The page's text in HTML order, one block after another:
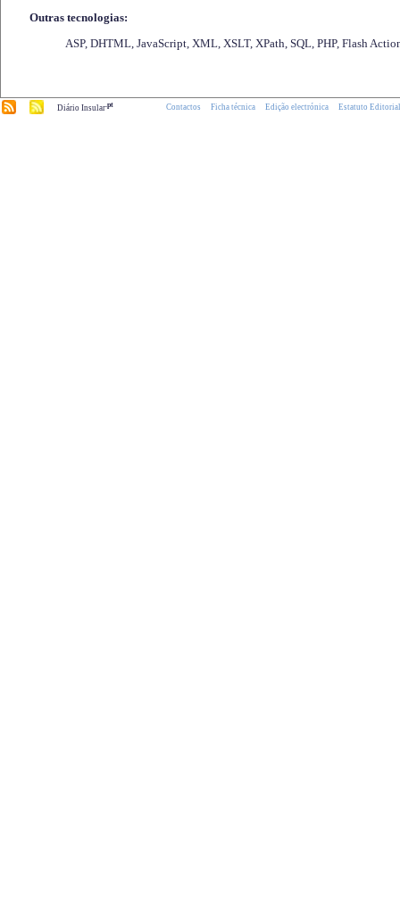
Outras tecnologias:
ASP, DHTML, JavaScript, XML, XSLT, XPath, SQL, PHP, Flash
Diário Insular.pt Contactos Ficha técnica Edição electrónica Estatuto Editorial